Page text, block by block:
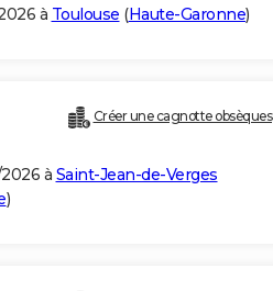
à Toulouse (Haute-Garonne)
Créer une cagnotte obsèques
à Saint-Jean-de-Verges
)